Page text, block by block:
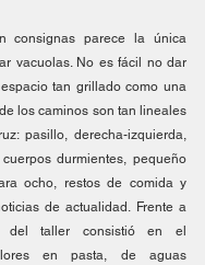
consignas parece la única
vacuolas. No es fácil no dar
tan grillado como una
los caminos son tan lineales
pasillo, derecha-izquierda,
durmientes, pequeño
ocho, restos de comida y
de actualidad. Frente a
del taller consistió en el
en pasta, de aguas